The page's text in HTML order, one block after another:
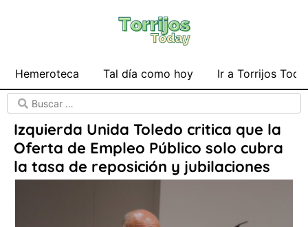
Hemeroteca Tal día como hoy Ir a Torrijos
Izquierda Unida Toledo critica que la
Oferta de Empleo Público solo cubra
la tasa de reposición y jubilaciones